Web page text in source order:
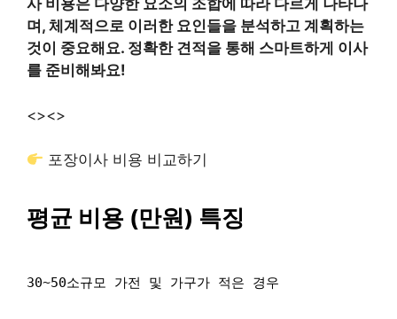
사 비용은 다양한 요소의 조합에 따라 다르게 나타나
며, 체계적으로 이러한 요인들을 분석하고 계획하는
것이 중요해요. 정확한 견적을 통해 스마트하게 이사
를 준비해봐요!
<><>
포장이사 비용 비교하기
평균 비용 (만원) 특징
30~50소규모 가전 및 가구가 적은 경우